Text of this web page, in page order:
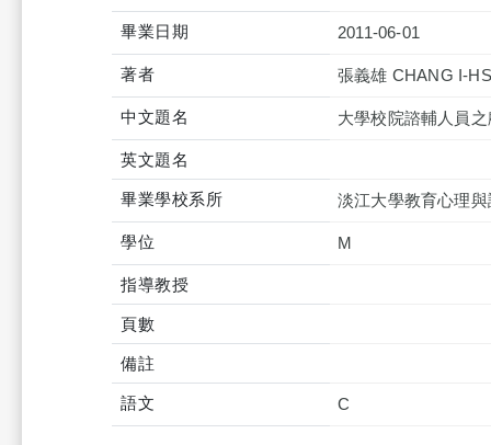
畢業日期 2011-06-01
著者 張義雄 CHANG I-
中文題名 大學校院諮輔人員
英文題名
畢業學校系所 淡江大學教育心理
學位 M
指導教授
頁數
備註
語文 C